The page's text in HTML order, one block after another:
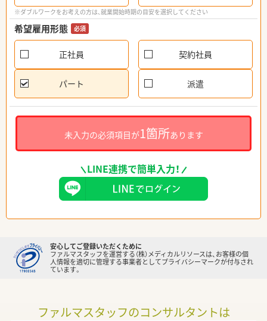
※ダブルワークをお考えの方は、就業開始時期の目安を選択してください
希望雇用形態 必須
正社員 契約社員
パート 派遣
未入力の必須項目が1箇所あります
LINE連携で簡単入力！
安心してご登録いただくために
ファルマスタッフを運営する（株）メディカルリソースは、お客様の個
人情報を適切に管理する事業者としてプライバシーマークが付与され
ています。
ファルマスタッフのコンサルタントは